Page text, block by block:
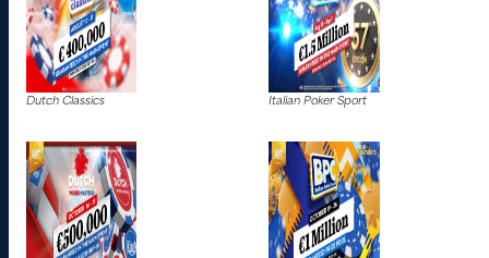
Dutch Classics Italian Poker Sport